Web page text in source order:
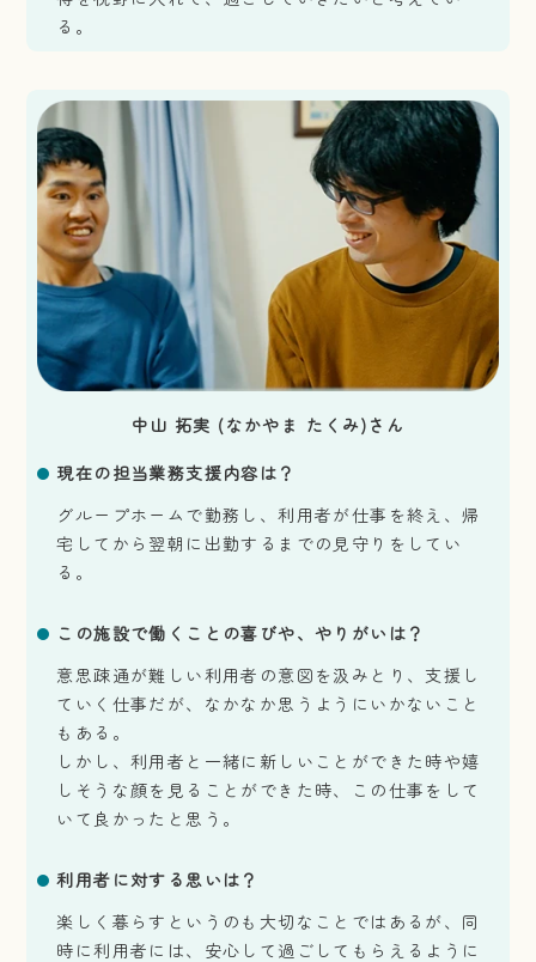
る。
中山 拓実 (なかやま たくみ)さん
現在の担当業務支援内容は？
グループホームで勤務し、利用者が仕事を終え、帰
宅してから翌朝に出勤するまでの見守りをしてい
る。
この施設で働くことの喜びや、やりがいは？
意思疎通が難しい利用者の意図を汲みとり、支援し
ていく仕事だが、なかなか思うようにいかないこと
もある。
しかし、利用者と一緒に新しいことができた時や嬉
しそうな顔を見ることができた時、この仕事をして
いて良かったと思う。
利用者に対する思いは？
楽しく暮らすというのも大切なことではあるが、同
時に利用者には、安心して過ごしてもらえるように